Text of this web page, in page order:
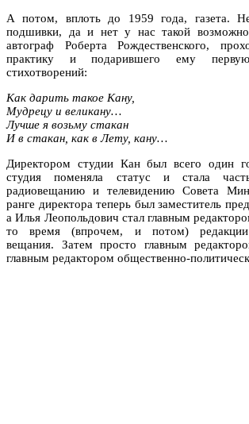
А потом, вплоть до 1959 года, газета.
подшивки, да и нет у нас такой
автограф Роберта Рождественского,
практику и подарившего ему
стихотворений:
Как дарить такое Кану,
Мудрецу и великану…
Лучше я возьму стакан
И в стакан, как в Лету, кану…
Директором студии Кан был всего один
студия поменяла статус и стала
радиовещанию и телевидению Совета
ранге директора теперь был заместитель
а Илья Леопольдович стал главным
то время (впрочем, и потом) редакции
вещания. Затем просто главным
главным редактором общественно-